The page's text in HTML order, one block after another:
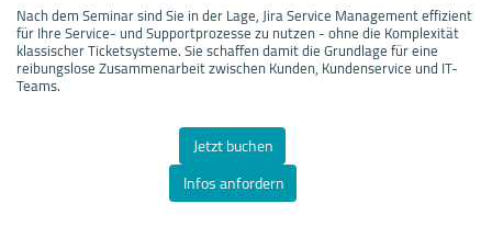
Nach dem Seminar sind Sie in der Lage, Jira Service Management effizient
für Ihre Service- und Supportprozesse zu nutzen - ohne die Komplexität
klassischer Ticketsysteme. Sie schaffen damit die Grundlage für eine
reibungslose Zusammenarbeit zwischen Kunden, Kundenservice und IT-
Teams.
Jetzt buchen
Infos anfordern